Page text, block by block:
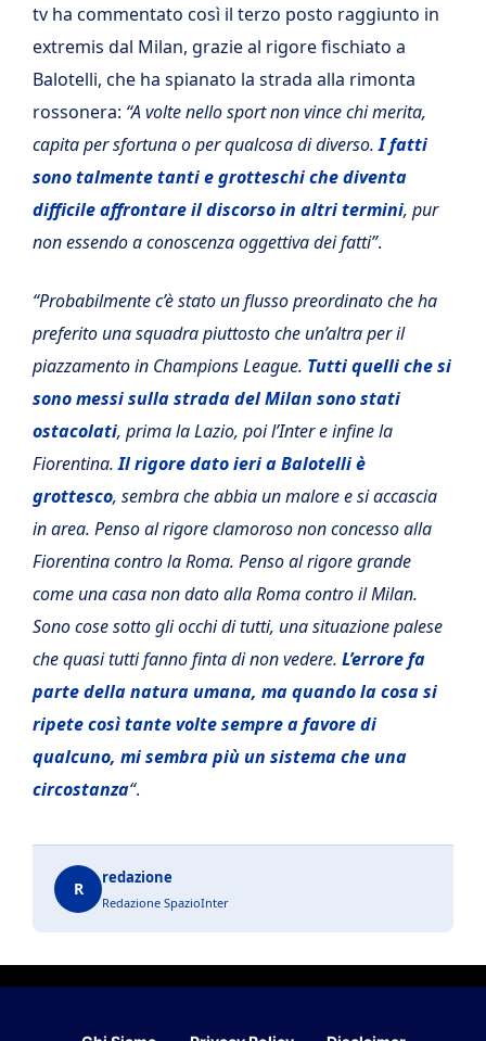
tv ha commentato così il terzo posto raggiunto in
extremis dal Milan, grazie al rigore fischiato a
Balotelli, che ha spianato la strada alla rimonta
rossonera: “A volte nello sport non vince chi merita,
capita per sfortuna o per qualcosa di diverso.I fatti
sono talmente tanti e grotteschi che diventa
difficile affrontare il discorso in altri termini, pur
non essendo a conoscenza oggettiva dei fatti”.
“Probabilmente c’è stato un flusso preordinato che ha
preferito una squadra piuttosto che un’altra per il
piazzamento in Champions League. Tutti quelli che si
sono messi sulla strada del Milan sono stati
ostacolati, prima la Lazio, poi l’Inter e infine la
Fiorentina.Il rigore dato ieri a Balotelli è
grottesco, sembra che abbia un malore e si accascia
in area. Penso al rigore clamoroso non concesso alla
Fiorentina contro la Roma. Penso al rigore grande
come una casa non dato alla Roma contro il Milan.
Sono cose sotto gli occhi di tutti, una situazione palese
che quasi tutti fanno finta di non vedere. L’errore fa
parte della natura umana, ma quando la cosa si
ripete così tante volte sempre a favore di
qualcuno, mi sembra più un sistema che una
circostanza“.
R
redazione
Redazione SpazioInter